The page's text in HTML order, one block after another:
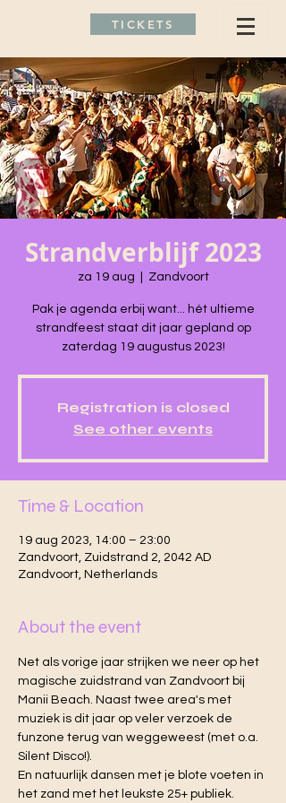
TICKETS
Strandverblijf 2023
za 19 aug Zandvoort
Pak je agenda erbij want... hét ultieme
strandfeest staat dit jaar gepland op
zaterdag 19 augustus 2023!
Registration is closed
See other events
Time & Location
19 aug 2023, 14:00 – 23:00
Zandvoort, Zuidstrand 2, 2042 AD
Zandvoort, Netherlands
About the event
Net als vorige jaar strijken we neer op het
magische zuidstrand van Zandvoort bij
Manii Beach. Naast twee area's met
muziek is dit jaar op veler verzoek de
funzone terug van weggeweest (met o.a.
Silent Disco!).
En natuurlijk dansen met je blote voeten in
het zand met het leukste 25+ publiek.